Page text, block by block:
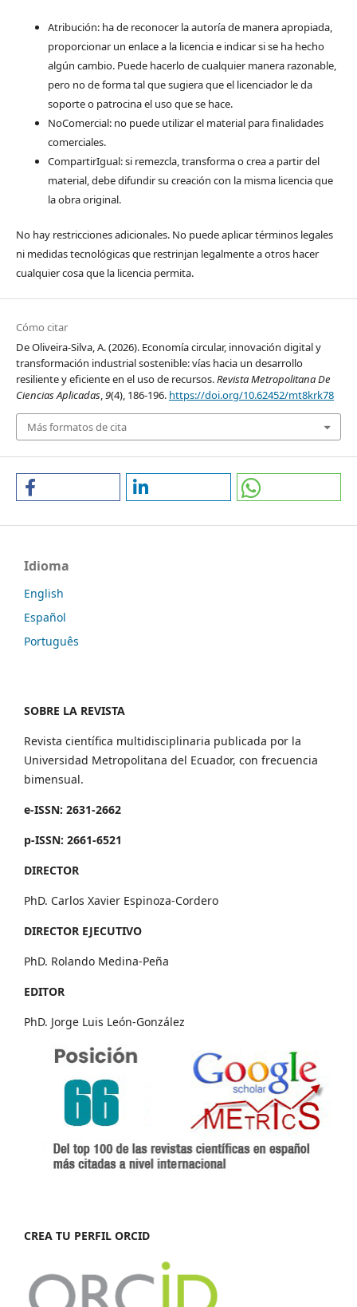
Atribución: ha de reconocer la autoría de manera apropiada,
proporcionar un enlace a la licencia e indicar si se ha hecho
algún cambio. Puede hacerlo de cualquier manera razonable,
pero no de forma tal que sugiera que el licenciador le da
soporte o patrocina el uso que se hace.
NoComercial: no puede utilizar el material para finalidades
comerciales.
CompartirIgual: si remezcla, transforma o crea a partir del
material, debe difundir su creación con la misma licencia que
la obra original.
No hay restricciones adicionales. No puede aplicar términos legales
ni medidas tecnológicas que restrinjan legalmente a otros hacer
cualquier cosa que la licencia permita.
Cómo citar
De Oliveira-Silva, A. (2026). Economía circular, innovación digital y
transformación industrial sostenible: vías hacia un desarrollo
resiliente y eficiente en el uso de recursos.Revista Metropolitana De
Ciencias Aplicadas, 9(4), 186-196. https://doi.org/10.62452/mt8krk78
Más formatos de cita
Idioma
English
Español
Português
SOBRE LA REVISTA
Revista científica multidisciplinaria publicada por la
Universidad Metropolitana del Ecuador, con frecuencia
bimensual.
e-ISSN: 2631-2662
p-ISSN: 2661-6521
DIRECTOR
PhD. Carlos Xavier Espinoza-Cordero
DIRECTOR EJECUTIVO
PhD. Rolando Medina-Peña
EDITOR
PhD. Jorge Luis León-González
CREA TU PERFIL ORCID